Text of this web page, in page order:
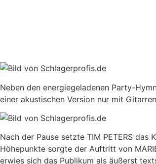
Neben den energiegeladenen Party-
einer akustischen Version nur mit
Nach der Pause setzte TIM PETERS das
Höhepunkte sorgte der Auftritt von
erwies sich das Publikum als äußerst